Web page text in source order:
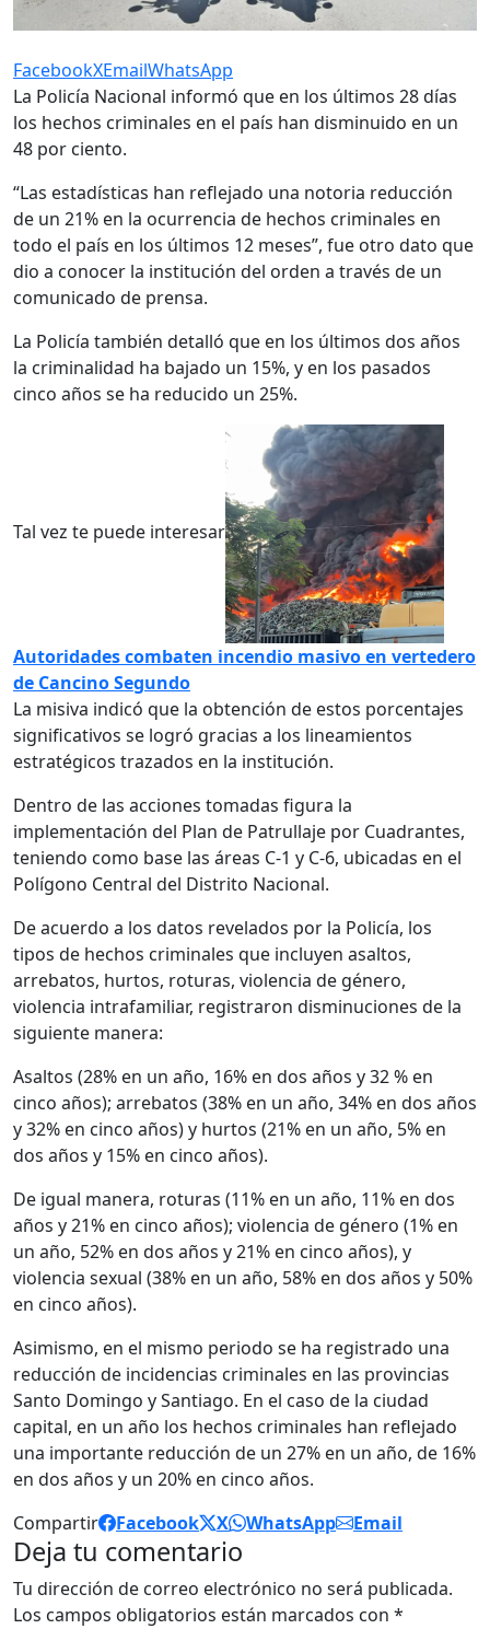
FacebookXEmailWhatsApp
La Policía Nacional informó que en los últimos 28 días
los hechos criminales en el país han disminuido en un
48 por ciento.
“Las estadísticas han reflejado una notoria reducción
de un 21% en la ocurrencia de hechos criminales en
todo el país en los últimos 12 meses”, fue otro dato que
dio a conocer la institución del orden a través de un
comunicado de prensa.
La Policía también detalló que en los últimos dos años
la criminalidad ha bajado un 15%, y en los pasados
cinco años se ha reducido un 25%.
Tal vez te puede interesar
Autoridades combaten incendio masivo en vertedero
de Cancino Segundo
La misiva indicó que la obtención de estos porcentajes
significativos se logró gracias a los lineamientos
estratégicos trazados en la institución.
Dentro de las acciones tomadas figura la
implementación del Plan de Patrullaje por Cuadrantes,
teniendo como base las áreas C-1 y C-6, ubicadas en el
Polígono Central del Distrito Nacional.
De acuerdo a los datos revelados por la Policía, los
tipos de hechos criminales que incluyen asaltos,
arrebatos, hurtos, roturas, violencia de género,
violencia intrafamiliar, registraron disminuciones de la
siguiente manera:
Asaltos (28% en un año, 16% en dos años y 32 % en
cinco años); arrebatos (38% en un año, 34% en dos años
y 32% en cinco años) y hurtos (21% en un año, 5% en
dos años y 15% en cinco años).
De igual manera, roturas (11% en un año, 11% en dos
años y 21% en cinco años); violencia de género (1% en
un año, 52% en dos años y 21% en cinco años), y
violencia sexual (38% en un año, 58% en dos años y 50%
en cinco años).
Asimismo, en el mismo periodo se ha registrado una
reducción de incidencias criminales en las provincias
Santo Domingo y Santiago. En el caso de la ciudad
capital, en un año los hechos criminales han reflejado
una importante reducción de un 27% en un año, de 16%
en dos años y un 20% en cinco años.
Compartir
Facebook X WhatsApp Email
Deja tu comentario
Tu dirección de correo electrónico no será publicada.
Los campos obligatorios están marcados con *